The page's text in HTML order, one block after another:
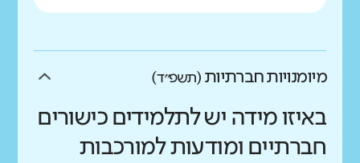
מיומנויות חברתיות (תשפ״ד)
באיזו מידה יש לתלמידים כישורים
חברתיים ומודעות למורכבות